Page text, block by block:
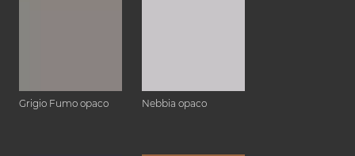
Grigio Fumo opaco Nebbia opaco